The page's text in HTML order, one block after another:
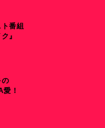
番組
』
の
！